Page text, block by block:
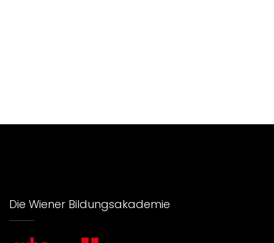
Die Wiener Bildungsakademie